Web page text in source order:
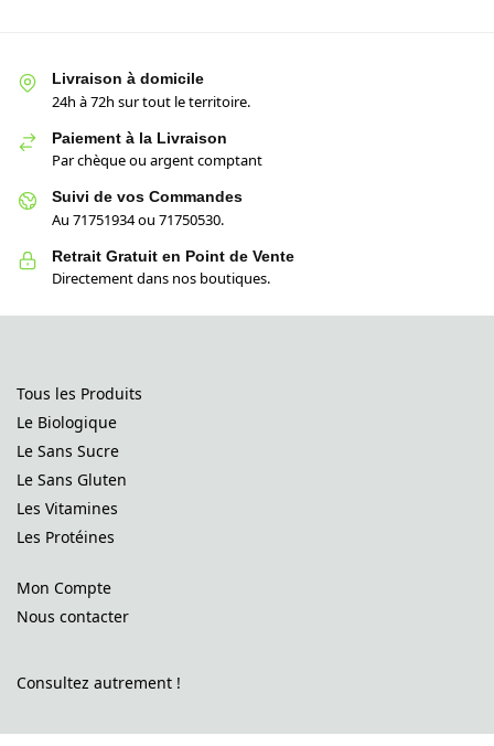
Livraison à domicile
24h à 72h sur tout le territoire.
Paiement à la Livraison
Par chèque ou argent comptant
Suivi de vos Commandes
Au 71751934 ou 71750530.
Retrait Gratuit en Point de Vente
Directement dans nos boutiques.
Tous les Produits
Le Biologique
Le Sans Sucre
Le Sans Gluten
Les Vitamines
Les Protéines
Mon Compte
Nous contacter
Consultez autrement !